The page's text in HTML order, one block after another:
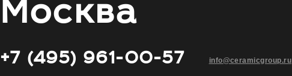
Москва
+7 (495) 961-00-57 info@ceramicgroup.ru